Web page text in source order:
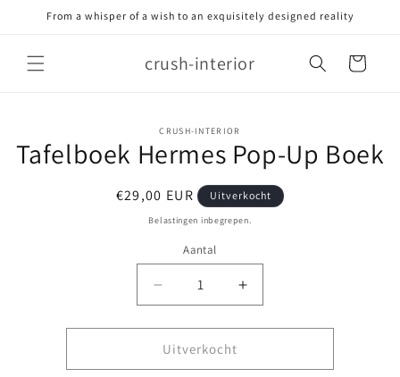
naar de
From a whisper of a wish to an exquisitely designed reality
crush-interior Winkelwagen
CRUSH-INTERIOR
Tafelboek Hermes Pop-Up Boek
Normale
€29,00 EUR Uitverkocht
Belastingen inbegrepen.
Aantal
Aantal
verlagen
voor
Tafelboek
Hermes
Aantal
verhogen
voor
Hermes
Uitverkocht